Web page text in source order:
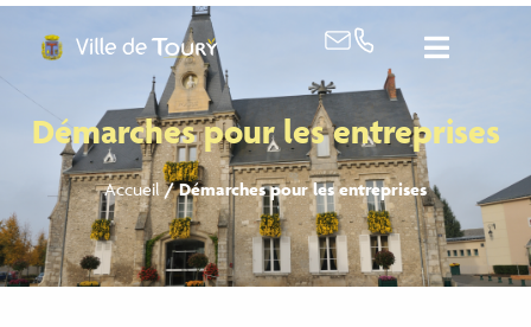
Démarches pour les entreprises
Accueil/Démarches pour les entreprises